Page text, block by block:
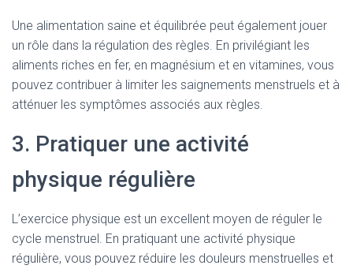
Une alimentation saine et équilibrée peut également jouer
un rôle dans la régulation des règles. En privilégiant les
aliments riches en fer, en magnésium et en vitamines, vous
pouvez contribuer à limiter les saignements menstruels et à
atténuer les symptômes associés aux règles.
3. Pratiquer une activité
physique régulière
L’exercice physique est un excellent moyen de réguler le
cycle menstruel. En pratiquant une activité physique
régulière, vous pouvez réduire les douleurs menstruelles et